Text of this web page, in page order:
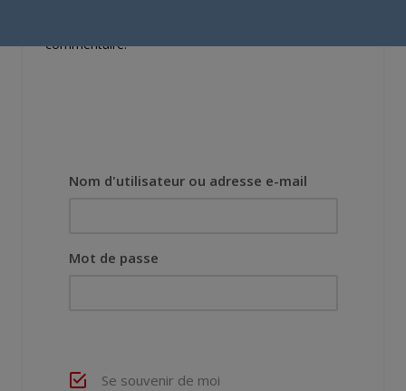
commentaire.
Nom d'utilisateur ou adresse e-mail
Mot de passe
Se souvenir de moi